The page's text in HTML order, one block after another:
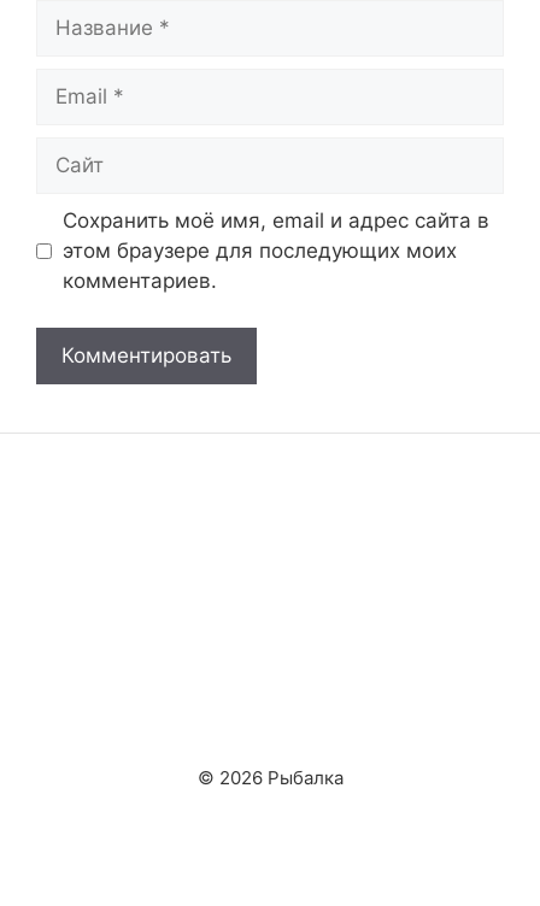
Название
Email
Сайт
Сохранить моё имя, email и адрес сайта в
этом браузере для последующих моих
комментариев.
© 2026 Рыбалка